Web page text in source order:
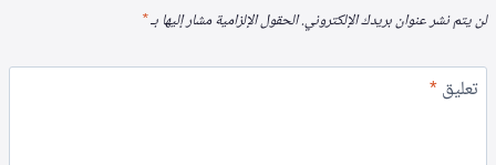
لن يتم نشر عنوان بريدك الإلكتروني.الحقول الإلزامية مشار إليها بـ*
تعليق*